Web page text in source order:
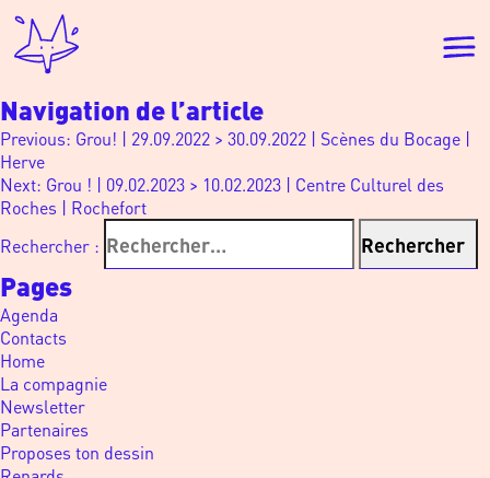
Navigation de l’article
Previous: Grou! | 29.09.2022 > 30.09.2022 | Scènes du Bocage |
Herve
Next: Grou ! | 09.02.2023 > 10.02.2023 | Centre Culturel des
Roches | Rochefort
Rechercher :
Pages
Agenda
Contacts
Home
La compagnie
Newsletter
Partenaires
Proposes ton dessin